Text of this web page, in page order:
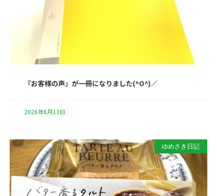
『お客様の声』が一冊になりました(^O^)／
2026年6月13日
ゆめさき日記